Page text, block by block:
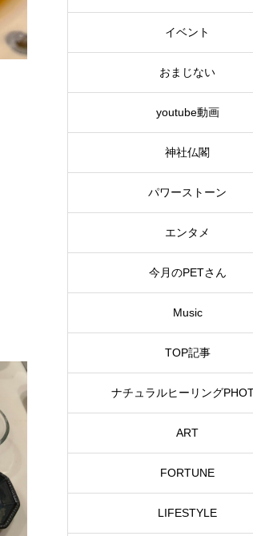
イベント
おまじない
youtube動画
神社仏閣
パワーストーン
エンタメ
今月のPETさん
Music
TOP記事
ナチュラルヒーリング
ART
FORTUNE
LIFESTYLE